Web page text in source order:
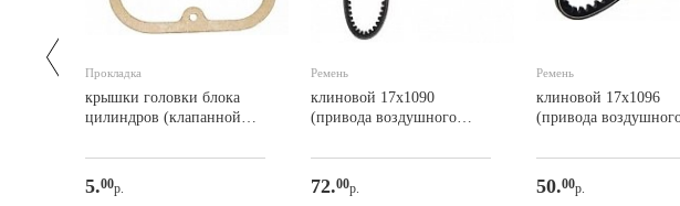
Прокладка
крышки головки блока
цилиндров (клапанной
5.00р.
Ремень
клиновой 17х1090
(привода воздушного
72.00р.
Ремень
клиновой 17х1096
(привода
50.00р.